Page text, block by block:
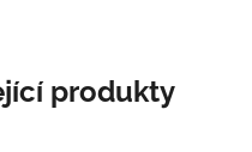
produkty